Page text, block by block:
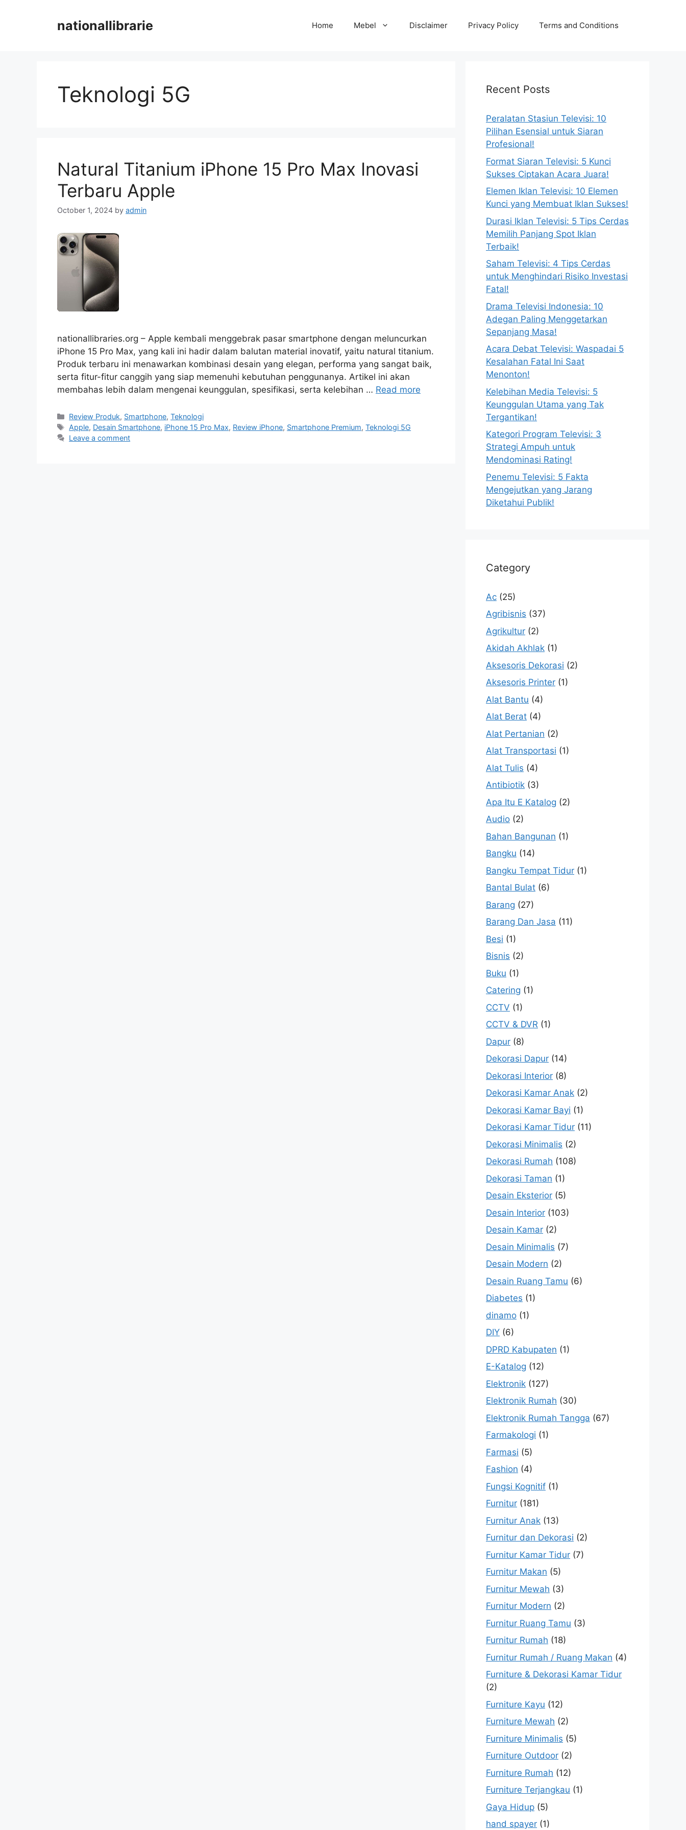
nationallibrarie Home Mebel Disclaimer Privacy Policy Terms and Conditions
Teknologi 5G
Natural Titanium iPhone 15 Pro Max Inovasi
Terbaru Apple
October 1, 2024 by admin
nationallibraries.org – Apple kembali menggebrak pasar smartphone dengan meluncurkan
iPhone 15 Pro Max, yang kali ini hadir dalam balutan material inovatif, yaitu natural titanium.
Produk terbaru ini menawarkan kombinasi desain yang elegan, performa yang sangat baik,
serta fitur-fitur canggih yang siap memenuhi kebutuhan penggunanya. Artikel ini akan
membahas lebih dalam mengenai keunggulan, spesifikasi, serta kelebihan … Read more
Categories
Review Produk, Smartphone,Teknologi
Tags
Apple, Desain Smartphone, iPhone 15 Pro Max, Review iPhone, Smartphone Premium,Teknologi 5G
Leave a comment
Recent Posts
Peralatan Stasiun Televisi: 10
Pilihan Esensial untuk Siaran
Profesional!
Format Siaran Televisi: 5 Kunci
Sukses Ciptakan Acara Juara!
Elemen Iklan Televisi: 10 Elemen
Kunci yang Membuat Iklan Sukses!
Durasi Iklan Televisi: 5 Tips Cerdas
Memilih Panjang Spot Iklan
Terbaik!
Saham Televisi: 4 Tips Cerdas
untuk Menghindari Risiko Investasi
Fatal!
Drama Televisi Indonesia: 10
Adegan Paling Menggetarkan
Sepanjang Masa!
Acara Debat Televisi: Waspadai 5
Kesalahan Fatal Ini Saat
Menonton!
Kelebihan Media Televisi: 5
Keunggulan Utama yang Tak
Tergantikan!
Kategori Program Televisi: 3
Strategi Ampuh untuk
Mendominasi Rating!
Penemu Televisi: 5 Fakta
Mengejutkan yang Jarang
Diketahui Publik!
Category
Ac (25)
Agribisnis (37)
Agrikultur (2)
Akidah Akhlak (1)
Aksesoris Dekorasi (2)
Aksesoris Printer (1)
Alat Bantu (4)
Alat Berat (4)
Alat Pertanian (2)
Alat Transportasi (1)
Alat Tulis (4)
Antibiotik (3)
Apa Itu E Katalog (2)
Audio (2)
Bahan Bangunan (1)
Bangku (14)
Bangku Tempat Tidur (1)
Bantal Bulat (6)
Barang (27)
Barang Dan Jasa (11)
Besi (1)
Bisnis (2)
Buku (1)
Catering (1)
CCTV (1)
CCTV & DVR (1)
Dapur (8)
Dekorasi Dapur (14)
Dekorasi Interior (8)
Dekorasi Kamar Anak (2)
Dekorasi Kamar Bayi (1)
Dekorasi Kamar Tidur (11)
Dekorasi Minimalis (2)
Dekorasi Rumah (108)
Dekorasi Taman (1)
Desain Eksterior (5)
Desain Interior (103)
Desain Kamar (2)
Desain Minimalis (7)
Desain Modern (2)
Desain Ruang Tamu (6)
Diabetes (1)
dinamo (1)
DIY (6)
DPRD Kabupaten (1)
E-Katalog (12)
Elektronik (127)
Elektronik Rumah (30)
Elektronik Rumah Tangga (67)
Farmakologi (1)
Farmasi (5)
Fashion (4)
Fungsi Kognitif (1)
Furnitur (181)
Furnitur Anak (13)
Furnitur dan Dekorasi (2)
Furnitur Kamar Tidur (7)
Furnitur Makan (5)
Furnitur Mewah (3)
Furnitur Modern (2)
Furnitur Ruang Tamu (3)
Furnitur Rumah (18)
Furnitur Rumah / Ruang Makan (4)
Furniture & Dekorasi Kamar Tidur
(2)
Furniture Kayu (12)
Furniture Mewah (2)
Furniture Minimalis (5)
Furniture Outdoor (2)
Furniture Rumah (12)
Furniture Terjangkau (1)
Gaya Hidup (5)
hand spayer (1)